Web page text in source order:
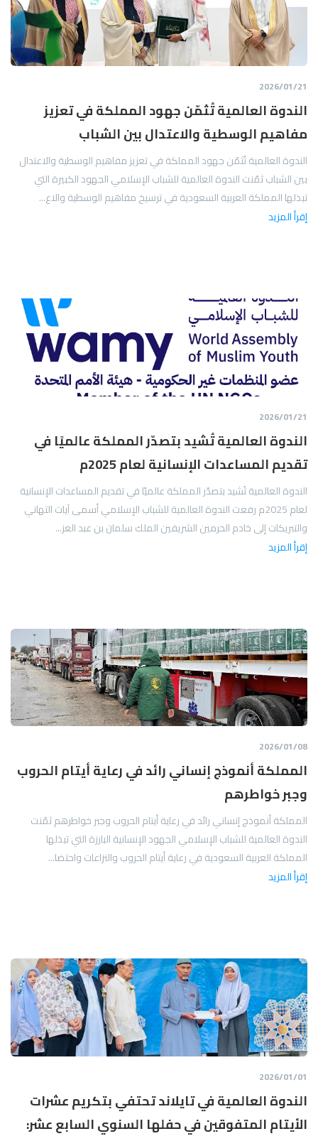
الندوة العالمية تُثمّن جهود المملكة في تعزيز
مفاهيم الوسطية والاعتدال بين الشباب
الندوة العالمية تُثمّن جهود المملكة في تعزيز مفاهيم الوسطية والاعتدال
بين الشباب ثمّنت الندوة العالمية للشباب الإسلامي الجهود الكبيرة التي
تبذلها المملكة العربية السعودية في ترسيخ مفاهيم الوسطية والاع...
21‏/01‏/2026
إقرأ المزيد
الندوة العالمية تُشيد بتصدّر المملكة عالميًا في
تقديم المساعدات الإنسانية لعام 2025م
الندوة العالمية تُشيد بتصدّر المملكة عالميًا في تقديم المساعدات الإنسانية
لعام 2025م رفعت الندوة العالمية للشباب الإسلامي أسمى آيات التهاني
والتبريكات إلى خادم الحرمين الشريفين الملك سلمان بن عبد العز...
21‏/01‏/2026
إقرأ المزيد
المملكة أنموذج إنساني رائد في رعاية أيتام الحروب
وجبر خواطرهم
المملكة أنموذج إنساني رائد في رعاية أيتام الحروب وجبر خواطرهم ثمّنت
الندوة العالمية للشباب الإسلامي الجهود الإنسانية البارزة التي تبذلها
المملكة العربية السعودية في رعاية أيتام الحروب والنزاعات واحتضا...
08‏/01‏/2026
إقرأ المزيد
الندوة العالمية في تايلاند تحتفي بتكريم عشرات
الأيتام المتفوقين في حفلها السنوي السابع عشر:
01‏/01‏/2026